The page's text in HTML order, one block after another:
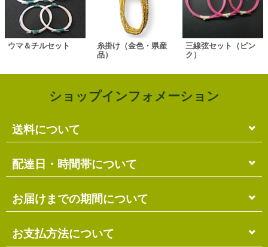
ウマ＆チルセット
糸掛け（金色・県産
品）
三線弦セット（ピン
ク）
ショップインフォメーション
送料について
単品のみの場合
各商品に記載の送料となります。
複数商品の場合
ます。
配達日・時間帯について
配達日・配達時間帯のご指定は出来ません。
お届け先に投函される「ご不在連絡票」より再配達希
望日・時間帯のご指定が可能ですので、こちらをご利
用ください。
お届けまでの期間について
在庫がある場合
お支払方法について